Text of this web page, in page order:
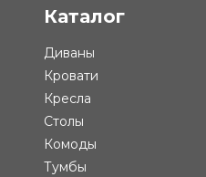
Каталог
Диваны
Кровати
Кресла
Столы
Комоды
Тумбы